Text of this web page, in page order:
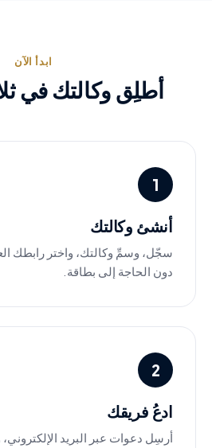
ابدأ الآن
أطلِق وكالتك في
1
أنشئ وكالتك
سجّل، وسمِّ وكالتك، واختر رابطك
دون الحاجة إلى بطاقة.
2
ادعُ فريقك
أرسِل دعوات عبر البريد